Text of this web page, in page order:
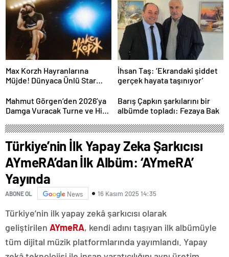
Performans
Max Korzh Hayranlarına
Müjde! Dünyaca Ünlü Star
Performansla Hayranlarıyla
Buluşuyor
İhsan Taş: ‘Ekrandaki şiddet
gerçek hayata taşınıyor’
Mahmut Görgen’den 2026’ya
Damga Vuracak Turne ve Hit
Barış Çapkın şarkılarını bir
albümde topladı: Fezaya Bak
Türkiye’nin İlk Yapay Zeka Şarkıcısı
AYmeRA’dan İlk Albüm: ‘AYmeRA’
Yayında
ABONE OL News 16 Kasım 2025 14:35
Türkiye’nin ilk yapay zekâ şarkıcısı olarak
geliştirilen AYmeRA, kendi adını taşıyan ilk albümüyle
tüm dijital müzik platformlarında yayımlandı. Yapay